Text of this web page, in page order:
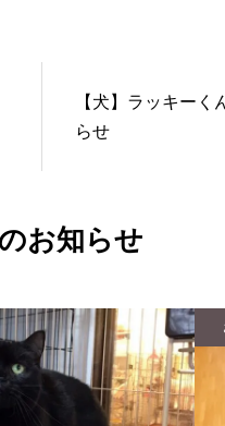
【犬】ラッキーく
らせ
お知らせ